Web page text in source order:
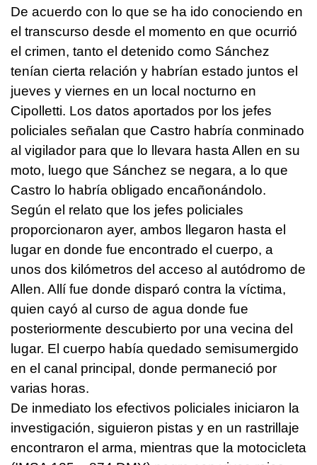
De acuerdo con lo que se ha ido conociendo en
el transcurso desde el momento en que ocurrió
el crimen, tanto el detenido como Sánchez
tenían cierta relación y habrían estado juntos el
jueves y viernes en un local nocturno en
Cipolletti. Los datos aportados por los jefes
policiales señalan que Castro habría conminado
al vigilador para que lo llevara hasta Allen en su
moto, luego que Sánchez se negara, a lo que
Castro lo habría obligado encañonándolo.
Según el relato que los jefes policiales
proporcionaron ayer, ambos llegaron hasta el
lugar en donde fue encontrado el cuerpo, a
unos dos kilómetros del acceso al autódromo de
Allen. Allí fue donde disparó contra la víctima,
quien cayó al curso de agua donde fue
posteriormente descubierto por una vecina del
lugar. El cuerpo había quedado semisumergido
en el canal principal, donde permaneció por
varias horas.
De inmediato los efectivos policiales iniciaron la
investigación, siguieron pistas y en un rastrillaje
encontraron el arma, mientras que la motocicleta